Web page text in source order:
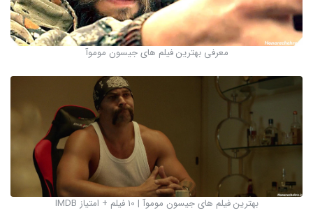
معرفی بهترین فیلم های جیسون موموآ
بهترین فیلم های جیسون موموآ | 10 فیلم + امتیاز IMDB